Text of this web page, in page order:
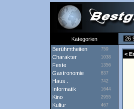
Kategorien 26
Berühmtheiten
759
Charakter 1038
Feste 1356
Gastronomie 837
Haus... 742
Informatik 1644
Kino 2955
Kultur 467
<